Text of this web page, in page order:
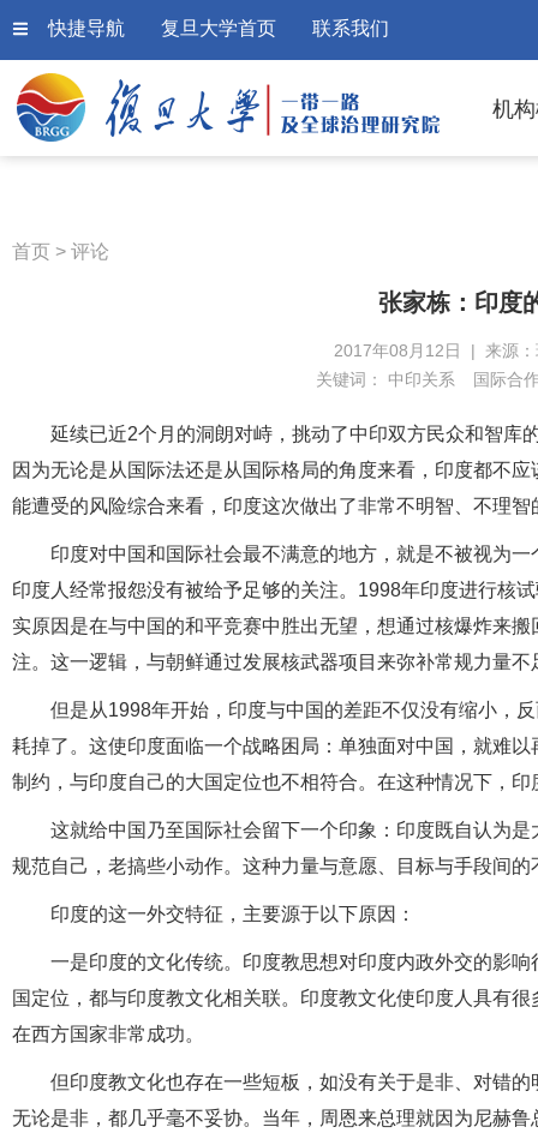
快捷导航 复旦大学首页 联系我们
机
首页 > 评论
张家栋：印度
2017年08月12日 | 来源
关键词： 中印关系 国际合
延续已近2个月的洞朗对峙，挑动了中印双方民众和智库
因为无论是从国际法还是从国际格局的角度来看，印度都不
能遭受的风险综合来看，印度这次做出了非常不明智、不理
印度对中国和国际社会最不满意的地方，就是不被视为
印度人经常报怨没有被给予足够的关注。1998年印度进行核
实原因是在与中国的和平竞赛中胜出无望，想通过核爆炸来
注。这一逻辑，与朝鲜通过发展核武器项目来弥补常规力量
但是从1998年开始，印度与中国的差距不仅没有缩小，
耗掉了。这使印度面临一个战略困局：单独面对中国，就难
制约，与印度自己的大国定位也不相符合。在这种情况下，
这就给中国乃至国际社会留下一个印象：印度既自认为
规范自己，老搞些小动作。这种力量与意愿、目标与手段间
印度的这一外交特征，主要源于以下原因：
一是印度的文化传统。印度教思想对印度内政外交的影
国定位，都与印度教文化相关联。印度教文化使印度人具有
在西方国家非常成功。
但印度教文化也存在一些短板，如没有关于是非、对错
无论是非，都几乎毫不妥协。当年，周恩来总理就因为尼赫